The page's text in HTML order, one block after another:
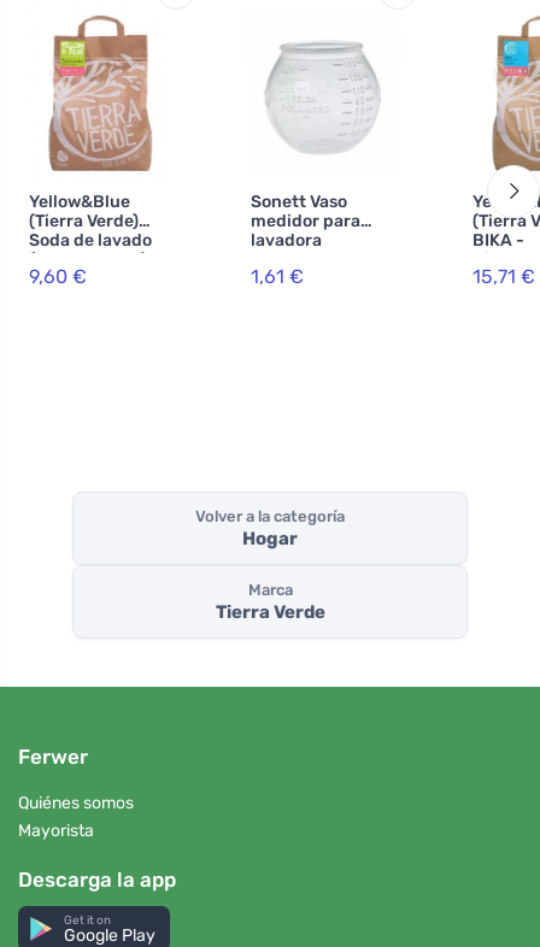
Yellow&Blue
(Tierra Verde)
Soda de lavado
(bolsa de 5 kg) -
para la
9,60 €
Sonett Vaso
medidor para
lavadora
1,61 €
(Tierra
BIKA -
sodio
15,71 €
Volver a la categoría
Hogar
Marca
Tierra Verde
Ferwer
Quiénes somos
Mayorista
Descarga la app
Get it on
Google Play